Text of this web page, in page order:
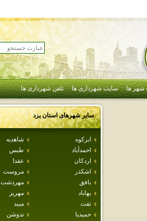
شهر ها سایت شهرداری ها تلفن شهرداری ها
سایر شهرهای استانيزد
ابركوه
شاهديه
احمدآباد
طبس
اردكان
عقدا
اشكذر
مروست
بافق
مهردشت
بهاباد
مهريز
تفت
ميبد
حميديا
ندوشن